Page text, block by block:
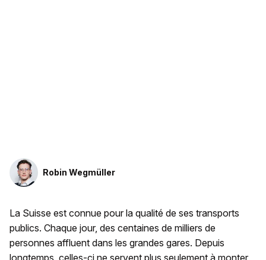
Robin Wegmüller
La Suisse est connue pour la qualité de ses transports
publics. Chaque jour, des centaines de milliers de
personnes affluent dans les grandes gares. Depuis